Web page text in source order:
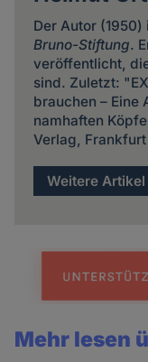
Der Autor
Bruno-Stiftung.
veröffentlicht,
sind. Zuletzt:
brauchen – Eine
namhaften
Verlag, Frankfurt
Weitere
Mehr lesen